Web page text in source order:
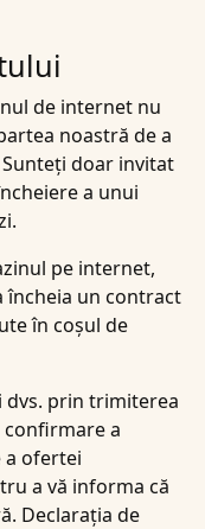
de internet nu
noastră de a
doar invitat
a unui
pe internet,
un contract
în coșul de
dvs. prin trimiterea
confirmare a
a ofertei
a vă informa că
Declarația de